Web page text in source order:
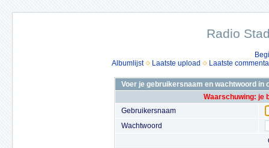
Radio
Albumlijst
Laatste upload Laatste
Voer je gebruikersnaam en wachtwoord in
Waarschuwing: je
Gebruikersnaam
Wachtwoord